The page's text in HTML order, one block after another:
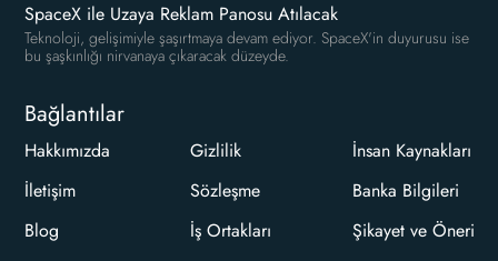
SpaceX ile Uzaya Reklam Panosu Atılacak
Teknoloji, gelişimiyle şaşırtmaya devam ediyor. SpaceX'in duyurusu ise
bu şaşkınlığı nirvanaya çıkaracak düzeyde.
Bağlantılar
Hakkımızda
İletişim
Blog
Gizlilik
Sözleşme
İş Ortakları
İnsan Kaynakları
Banka Bilgileri
Şikayet ve Öneri